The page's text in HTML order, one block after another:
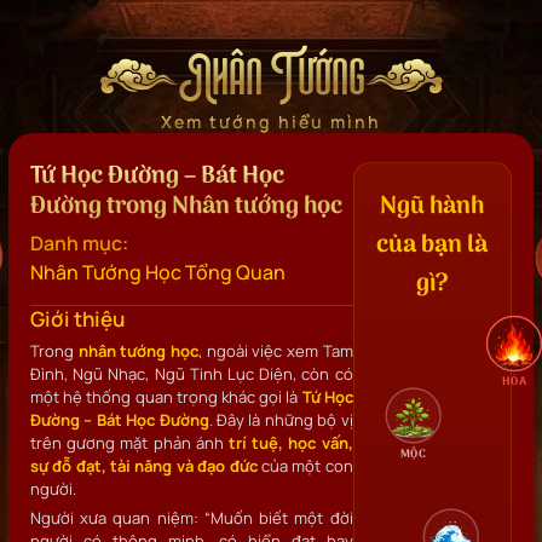
Nhân Tướng
Xem tướng hiểu mình
Tứ Học Đường – Bát Học
Đường trong Nhân tướng học
Danh mục:
Nhân Tướng Học Tổng Quan
Giới thiệu
Trong nhân tướng học, ngoài việc xem Tam
Đình, Ngũ Nhạc, Ngũ Tinh Lục Diện, còn có
một hệ thống quan trọng khác gọi là Tứ Học
Đường – Bát Học Đường. Đây là những bộ vị
trên gương mặt phản ánhtrí tuệ, học vấn,
sự đỗ đạt, tài năng và đạo đứccủa một con
người.
Người xưa quan niệm: “Muốn biết một đời
Ngũ hành
của bạn là
gì?
HỎA
MỘC